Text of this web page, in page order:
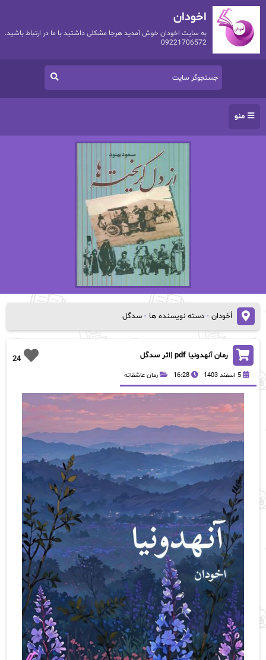
اخودان
به سایت اخودان خوش آمدید هرجا مشکلی داشتید با ما در ارتباط باشید.
09221706572
منو
اُخودان- دسته نویسنده ها - سدگل
24 رمان آنهدونیا pdf |اثر سدگل
5 اسفند 1403 16:28 رمان عاشقانه